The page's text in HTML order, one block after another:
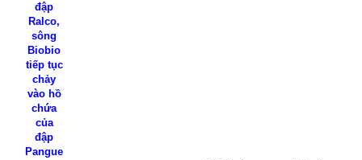
đập
Ralco,
sông
Biobio
tiếp tục
chảy
vào hồ
chứa
của
đập
Pangue